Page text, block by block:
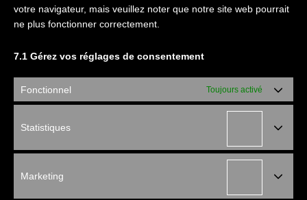
votre navigateur, mais veuillez noter que notre site web pourrait
ne plus fonctionner correctement.
7.1 Gérez vos réglages de consentement
Fonctionnel Toujours activé
Statistiques
Marketing